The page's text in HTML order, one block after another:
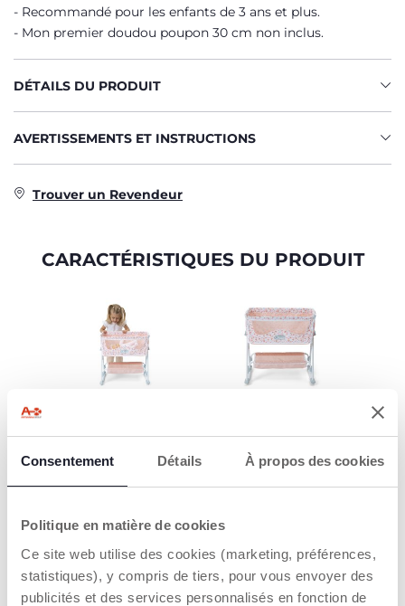
Consentement Détails À propos des cookies
Politique en matière de cookies
Ce site web utilise des cookies (marketing, préférences,
statistiques), y compris de tiers, pour vous envoyer des
publicités et des services personnalisés en fonction de
Recommandé pour les enfants de 3 ans et plus.
Mon premier doudou poupon 30 cm non inclus.
DÉTAILS DU PRODUIT
AVERTISSEMENTS ET INSTRUCTIONS
Trouver un Revendeur
CARACTÉRISTIQUES DU PRODUIT
En prenant soin de son
poupon comme d’un
exprime ses émotions,
empathie et construit
un lien affectif fort avec
son univers de jeu.
NEXT2ME
fermeture éclair
compartiment en tissu
en dessous pour
ranger tous les jouets et